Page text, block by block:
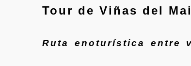
Tour de Viñas del
Ruta enoturística entre